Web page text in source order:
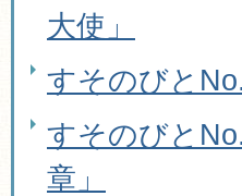
大使」
すそのびと
すそのびと
章」